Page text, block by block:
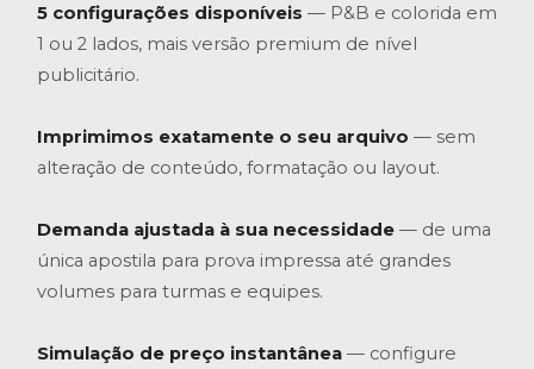
5 configurações disponíveis — P&B e colorida em
1 ou 2 lados, mais versão premium de nível
publicitário.
Imprimimos exatamente o seu arquivo — sem
alteração de conteúdo, formatação ou layout.
Demanda ajustada à sua necessidade — de uma
única apostila para prova impressa até grandes
volumes para turmas e equipes.
Simulação de preço instantânea — configure